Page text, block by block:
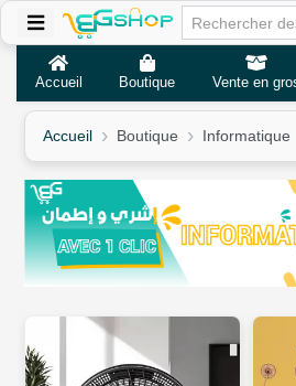
Accueil Boutique Vente en
Accueil Boutique Informatique